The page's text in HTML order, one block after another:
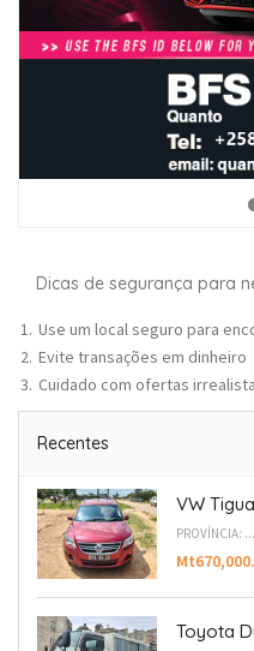
Dicas de segurança para
Use um local seguro para
Evite transações em dinheiro
Cuidado com ofertas
Recentes
VW
PROVÍNCIA: ...
Toyota